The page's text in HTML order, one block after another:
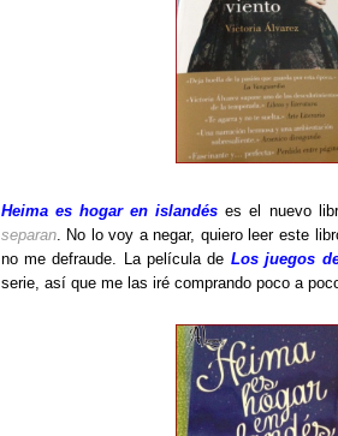
Heima es hogar en islandés es el nuevo
separan. No lo voy a negar, quiero leer este
no me defraude. La película de Los juegos
serie, así que me las iré comprando poco a